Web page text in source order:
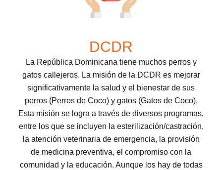
DCDR
La República Dominicana tiene muchos perros y
gatos callejeros. La misión de la DCDR es mejorar
significativamente la salud y el bienestar de sus
perros (Perros de Coco) y gatos (Gatos de Coco).
Esta misión se logra a través de diversos programas,
entre los que se incluyen la esterilización/castración,
la atención veterinaria de emergencia, la provisión
de medicina preventiva, el compromiso con la
comunidad y la educación. Aunque los hay de todas